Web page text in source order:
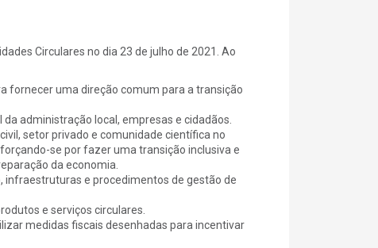
Circulares no dia 23 de julho de 2021. Ao
fornecer uma direção comum para a transição
administração local, empresas e cidadãos.
setor privado e comunidade científica no
se por fazer uma transição inclusiva e
da economia.
infraestruturas e procedimentos de gestão de
e serviços circulares.
medidas fiscais desenhadas para incentivar